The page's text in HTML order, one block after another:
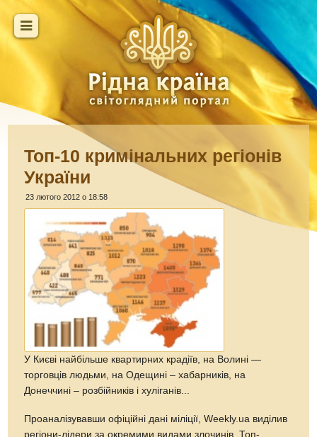
Топ-10 кримінальних регіонів
України
23 лютого 2012 о 18:58
У Києві найбільше квартирних крадіїв, на Волині —
торговців людьми, на Одещині – хабарників, на
Донеччині – розбійників і хуліганів...
Проаналізувавши офіційні дані міліції, Weekly.ua виділив
регіони-лідери за окремими видами злочинів. Топ-